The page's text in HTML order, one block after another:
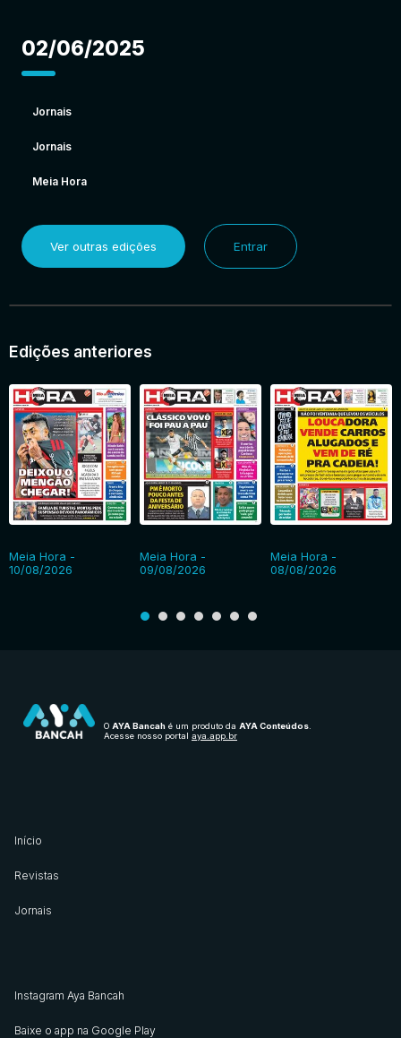
02/06/2025
Jornais
Jornais
Meia Hora
Ver outras edições Entrar
Edições anteriores
Meia Hora -
10/08/2026
Meia Hora -
09/08/2026
Meia Hora -
08/08/2026
O AYA Bancah é um produto da AYA Conteúdos.
Acesse nosso portal aya.app.br
Início
Revistas
Jornais
Instagram Aya Bancah
Baixe o app na Google Play